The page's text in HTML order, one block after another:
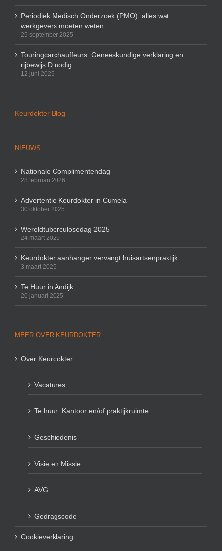
Periodiek Medisch Onderzoek (PMO): alles wat
werkgevers moeten weten
25 september 2025
Touringcarchauffeurs: Geneeskundige verklaring en
rijbewijs D nodig
12 juni 2025
Keurdokter Blog
NIEUWS
Nationale Complimentendag
28 februari 2026
Advertentie Keurdokter in Cumela
30 oktober 2025
Wereldtuberculosedag 2025
24 maart 2025
Keurdokter aanhanger vervangt huisartsenpraktijk
3 maart 2025
Te Huur in Andijk
20 januari 2025
MEER OVER KEURDOKTER
Over Keurdokter
Vacatures
Te huur: Kantoor en/of praktijkruimte
Geschiedenis
Visie en Missie
AVG
Gedragscode
Cookieverklaring